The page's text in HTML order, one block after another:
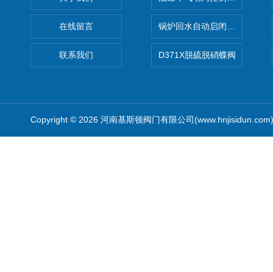
在线留言
联系我们
锅炉回水自动启闭阀KTH41X
D371X脱硫脱硝蝶阀
Copyright © 2026 河南基斯顿阀门有限公司